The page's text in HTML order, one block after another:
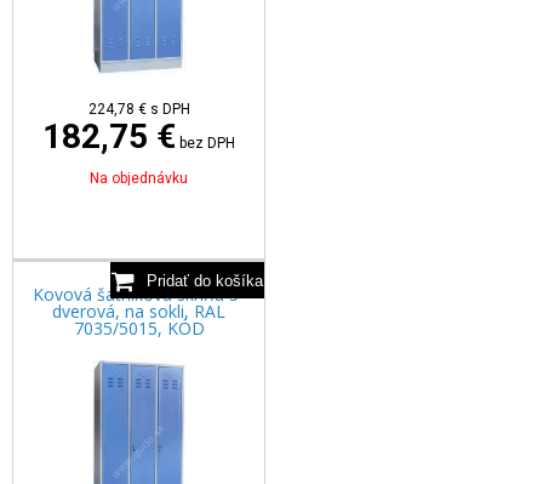
224,78 € s DPH
182,75 € bez DPH
Na objednávku
Kovová šatníková skriňa 3-
dverová, na sokli, RAL
7035/5015, KÓD